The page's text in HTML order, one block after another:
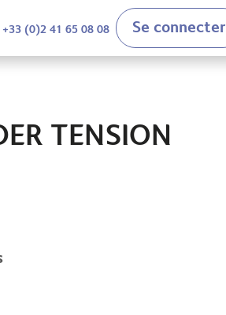
+33 (0)2 41 65 08 08 Se connecter
TENSION